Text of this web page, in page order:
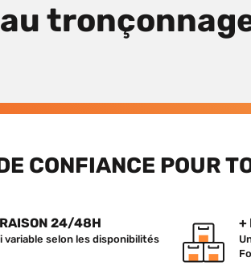
CONFIANCE POUR
24/48H
variable selon les disponibilités
+